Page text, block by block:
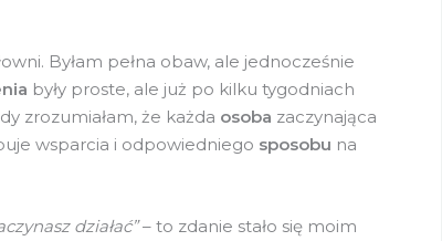
Byłam pełna obaw, ale jednocześnie
były proste, ale już po kilku tygodniach
zrozumiałam, że każda osoba zaczynająca
wsparcia i odpowiedniego sposobu na
działać”– to zdanie stało się moim